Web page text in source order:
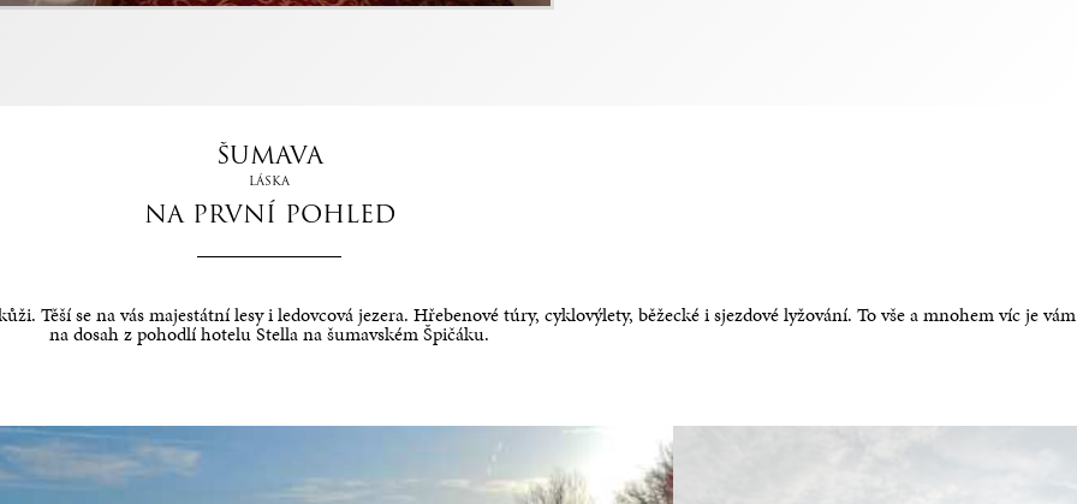
ŠUMAVA
LÁSKA
NA PRVNÍ POHLED
Těší se na vás majestátní lesy i ledovcová jezera. Hřebenové túry, cyklovýlety, běžecké i sjezdové lyžování. To vše a mnohem víc je vám
na dosah z pohodlí hotelu Stella na šumavském Špičáku.